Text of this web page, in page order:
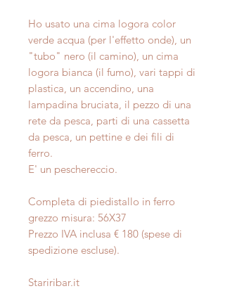
Ho usato una cima logora color
verde acqua (per l'effetto onde), un
"tubo" nero (il camino), un cima
logora bianca (il fumo), vari tappi di
plastica, un accendino, una
lampadina bruciata, il pezzo di una
rete da pesca, parti di una cassetta
da pesca, un pettine e dei fili di
ferro.
E' un peschereccio.
Completa di piedistallo in ferro
grezzo misura: 56X37
Prezzo IVA inclusa € 180 (spese di
spedizione escluse).
Stariribar.it